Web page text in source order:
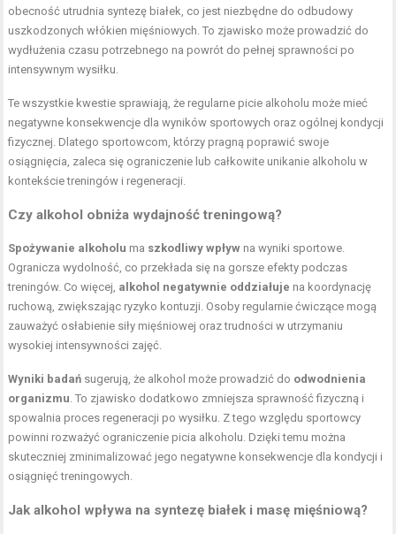
obecność utrudnia syntezę białek, co jest niezbędne do odbudowy
uszkodzonych włókien mięśniowych. To zjawisko może prowadzić do
wydłużenia czasu potrzebnego na powrót do pełnej sprawności po
intensywnym wysiłku.
Te wszystkie kwestie sprawiają, że regularne picie alkoholu może mieć
negatywne konsekwencje dla wyników sportowych oraz ogólnej kondycji
fizycznej. Dlatego sportowcom, którzy pragną poprawić swoje
osiągnięcia, zaleca się ograniczenie lub całkowite unikanie alkoholu w
kontekście treningów i regeneracji.
Czy alkohol obniża wydajność treningową?
Spożywanie alkoholu ma szkodliwy wpływ na wyniki sportowe.
Ogranicza wydolność, co przekłada się na gorsze efekty podczas
treningów. Co więcej, alkohol negatywnie oddziałuje na koordynację
ruchową, zwiększając ryzyko kontuzji. Osoby regularnie ćwiczące mogą
zauważyć osłabienie siły mięśniowej oraz trudności w utrzymaniu
wysokiej intensywności zajęć.
Wyniki badań sugerują, że alkohol może prowadzić do odwodnienia
organizmu. To zjawisko dodatkowo zmniejsza sprawność fizyczną i
spowalnia proces regeneracji po wysiłku. Z tego względu sportowcy
powinni rozważyć ograniczenie picia alkoholu. Dzięki temu można
skuteczniej zminimalizować jego negatywne konsekwencje dla kondycji i
osiągnięć treningowych.
Jak alkohol wpływa na syntezę białek i masę mięśniową?